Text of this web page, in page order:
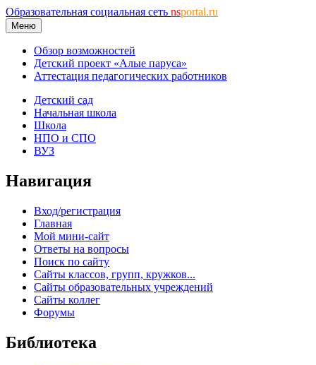
Образовательная социальная сеть nsportal.ru
Меню
Обзор возможностей
Детский проект «Алые паруса»
Аттестация педагогических работников
Детский сад
Начальная школа
Школа
НПО и СПО
ВУЗ
Навигация
Вход/регистрация
Главная
Мой мини-сайт
Ответы на вопросы
Поиск по сайту
Сайты классов, групп, кружков...
Сайты образовательных учреждений
Сайты коллег
Форумы
Библиотека